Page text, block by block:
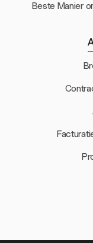
Beste Manier